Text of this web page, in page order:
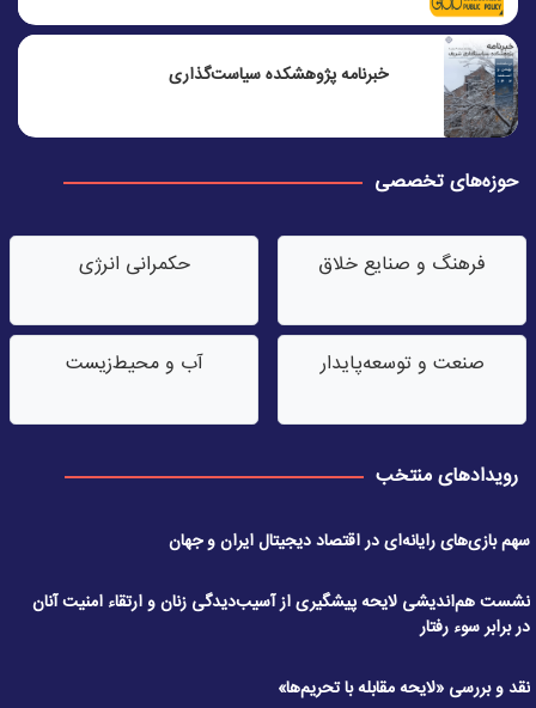
خبرنامه پژوهشکده سیاست‌گذاری
حوزه‌های تخصصی
فرهنگ و صنایع خلاق حکمرانی انرژی
صنعت‌ و توسعه‌پایدار آب‌ و محیط‌زیست
رویدادهای منتخب
سهم بازی‌های رایانه‌ای در اقتصاد دیجیتال ایران و جهان
نشست هم‌اندیشی لایحه پیشگیری از آسیب‌دیدگی زنان و ارتقاء امنیت آنان
در برابر سوء رفتار
نقد و بررسی «لایحه مقابله با تحریم‌ها»